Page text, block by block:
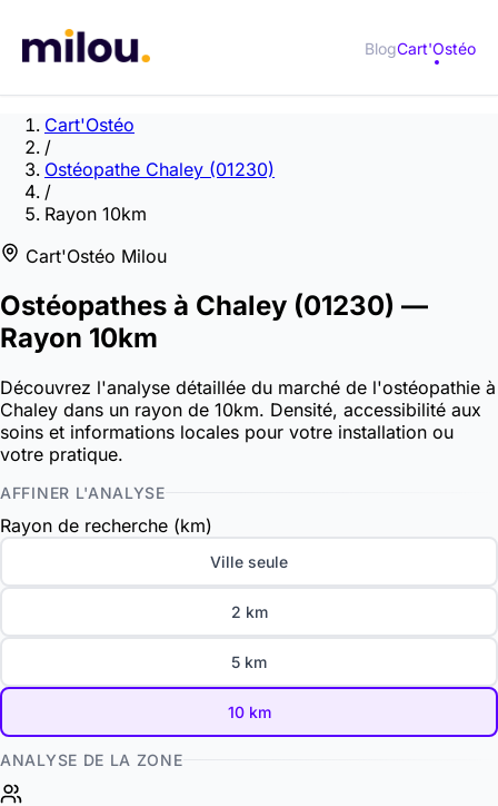
BlogCart'Ostéo
Cart'Ostéo
/
Ostéopathe Chaley (01230)
/
Rayon 10km
Cart'Ostéo Milou
Ostéopathes à Chaley (01230) —
Rayon 10km
Découvrez l'analyse détaillée du marché de l'ostéopathie à
Chaley dans un rayon de 10km. Densité, accessibilité aux
soins et informations locales pour votre installation ou
votre pratique.
AFFINER L'ANALYSE
Rayon de recherche (km)
Ville seule
2 km
5 km
10 km
ANALYSE DE LA ZONE